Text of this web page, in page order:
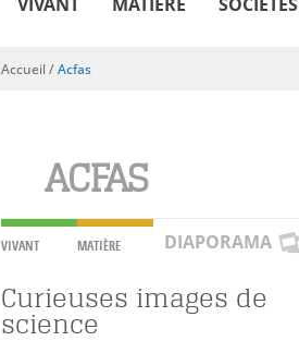
Vous êtes ici
Accueil/Acfas
ACFAS
VIVANT MATIÈRE DIAPORAMA
Curieuses images de
science